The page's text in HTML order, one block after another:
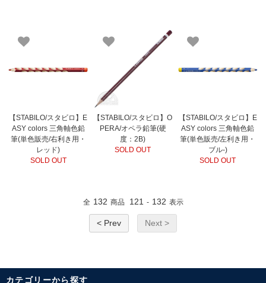
【STABILO/スタビロ】E
ASY colors 三角軸色鉛
筆(単色販売/右利き用・
レッド)
SOLD OUT
【STABILO/スタビロ】O
PERA/オペラ鉛筆(硬
度：2B)
SOLD OUT
【STABILO/スタビロ】E
ASY colors 三角軸色鉛
筆(単色販売/左利き用・
ブル-)
SOLD OUT
全 132 商品 121 - 132 表示
< Prev Next >
カテゴリーから探す